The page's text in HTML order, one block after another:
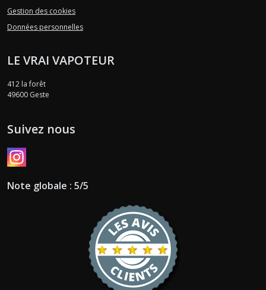
Gestion des cookies
Données personnelles
LE VRAI VAPOTEUR
412 la forêt
49600 Geste
Suivez nous
Note globale : 5/5